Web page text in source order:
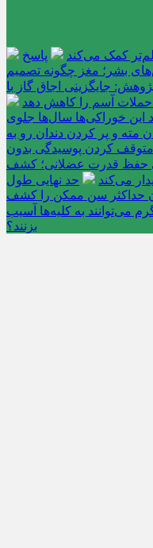
کمک می‌کند
پاسخ
بشر؛ مغز چگونه تصمیم
جایگزینی اجاق گاز با
حملات آسم را کاهش دهد
خوراکی‌ها سال‌ها جلوی
مته و پر کردن دندان رو به
کردن پوسیدگی بدون
حفظ قدرت عضلانی؛ کشف
می‌کند
حد نهایی طول
حداکثر سن ممکن را کشف
می‌توانند به کلیه‌ها آسیب
بزنند؟